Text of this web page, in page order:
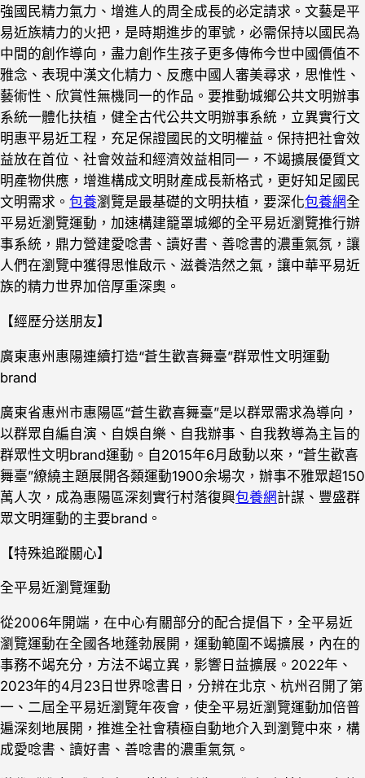
強國民精力氣力、增進人的周全成長的必定請求。文藝是平
易近族精力的火把，是時期進步的軍號，必需保持以國民為
中間的創作導向，盡力創作生孩子更多傳佈今世中國價值不
雅念、表現中漢文化精力、反應中國人審美尋求，思惟性、
藝術性、欣賞性無機同一的作品。要推動城鄉公共文明辦事
系統一體化扶植，健全古代公共文明辦事系統，立異實行文
明惠平易近工程，充足保證國民的文明權益。保持把社會效
益放在首位、社會效益和經濟效益相同一，不竭擴展優質文
明產物供應，增進構成文明財產成長新格式，更好知足國民
文明需求。 包養瀏覽是最基礎的文明扶植，要深化包養網全
平易近瀏覽運動，加速構建籠罩城鄉的全平易近瀏覽推行辦
事系統，鼎力營建愛唸書、讀好書、善唸書的濃重氣氛，讓
人們在瀏覽中獲得思惟啟示、滋養浩然之氣，讓中華平易近
族的精力世界加倍厚重深奧。
【經歷分送朋友】
廣東惠州惠陽連續打造“蒼生歡喜舞臺”群眾性文明運動
brand
廣東省惠州市惠陽區“蒼生歡喜舞臺”是以群眾需求為導向，
以群眾自編自演、自娛自樂、自我辦事、自我教導為主旨的
群眾性文明brand運動。自2015年6月啟動以來，“蒼生歡喜
舞臺”繚繞主題展開各類運動1900余場次，辦事不雅眾超150
萬人次，成為惠陽區深刻實行村落復興包養網計謀、豐盛群
眾文明運動的主要brand。
【特殊追蹤關心】
全平易近瀏覽運動
從2006年開端，在中心有關部分的配合提倡下，全平易近
瀏覽運動在全國各地蓬勃展開，運動範圍不竭擴展，內在的
事務不竭充分，方法不竭立異，影響日益擴展。2022年、
2023年的4月23日世界唸書日，分辨在北京、杭州召開了第
一、二屆全平易近瀏覽年夜會，使全平易近瀏覽運動加倍普
遍深刻地展開，推進全社會積極自動地介入到瀏覽中來，構
成愛唸書、讀好書、善唸書的濃重氣氛。